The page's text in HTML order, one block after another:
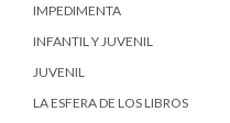
IMPEDIMENTA
INFANTIL Y JUVENIL
JUVENIL
LA ESFERA DE LOS LIBROS